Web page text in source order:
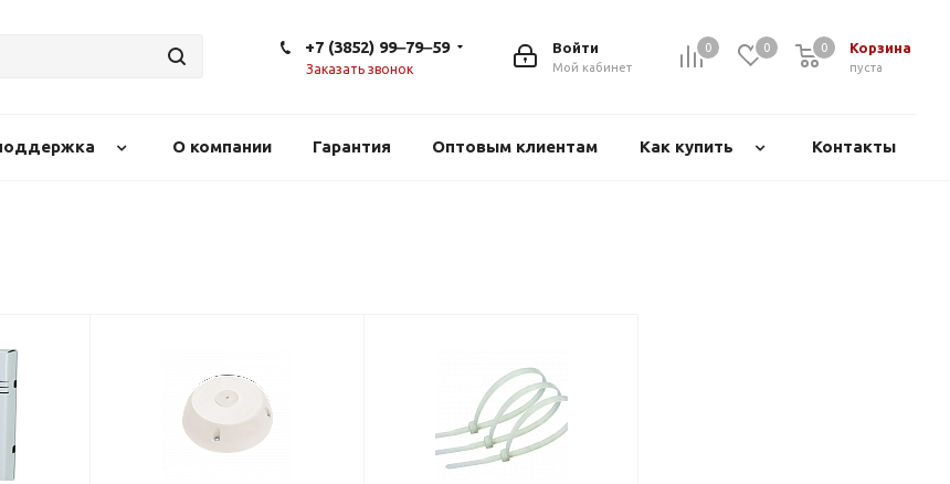
0 0 Корзина
пуста
0
Войти
Мой кабинет
+7 (3852) 99‒79‒59
Заказать звонок
О компании Гарантия Оптовым клиентам Как купить Контакты